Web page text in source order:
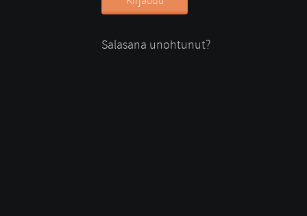
Salasana unohtunut?